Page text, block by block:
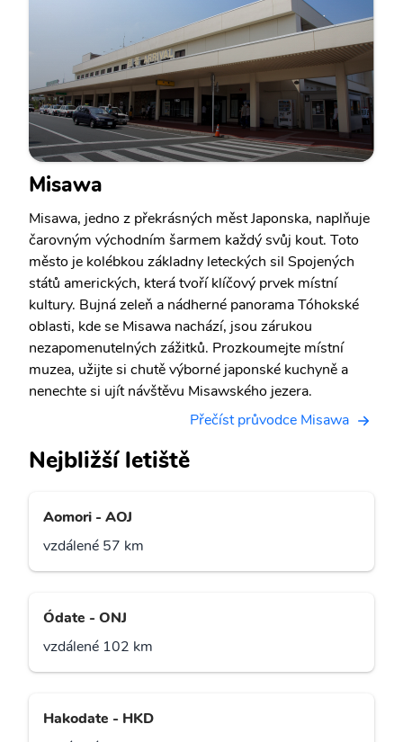
Misawa
Misawa, jedno z překrásných měst Japonska, naplňuje
čarovným východním šarmem každý svůj kout. Toto
město je kolébkou základny leteckých sil Spojených
států amerických, která tvoří klíčový prvek místní
kultury. Bujná zeleň a nádherné panorama Tóhokské
oblasti, kde se Misawa nachází, jsou zárukou
nezapomenutelných zážitků. Prozkoumejte místní
muzea, užijte si chutě výborné japonské kuchyně a
nenechte si ujít návštěvu Misawského jezera.
Přečíst průvodce Misawa
Nejbližší letiště
Aomori - AOJ
vzdálené 57 km
Ódate - ONJ
vzdálené 102 km
Hakodate - HKD